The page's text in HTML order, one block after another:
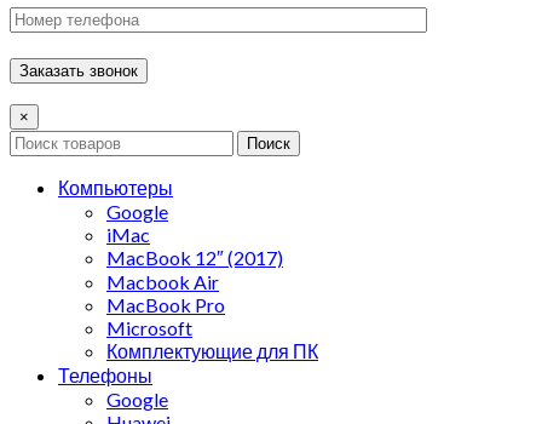
×
Поиск
Компьютеры
Google
iMac
MacBook 12″ (2017)
Macbook Air
MacBook Pro
Microsoft
Комплектующие для ПК
Телефоны
Google